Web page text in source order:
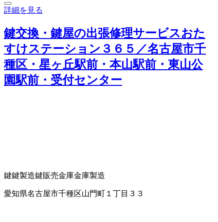
詳細を見る
鍵交換・鍵屋の出張修理サービスおた
すけステーション３６５／名古屋市千
種区・星ヶ丘駅前・本山駅前・東山公
園駅前・受付センター
鍵鍵製造鍵販売金庫金庫製造
愛知県名古屋市千種区山門町１丁目３３